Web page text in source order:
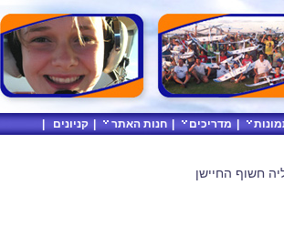
מדריכים חנות האתר קניונים
חשוף החיישן